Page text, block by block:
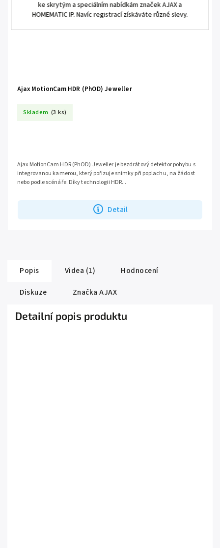
ke skrytým a speciálním nabídkám značek AJAX a
HOMEMATIC IP. Navíc registrací získáváte různé slevy.
Ajax MotionCam HDR (PhOD) Jeweller
Skladem (3 ks)
Detail
Ajax MotionCam HDR (PhOD) Jeweller je bezdrátový detektor pohybu s
integrovanou kamerou, který pořizuje snímky při poplachu, na žádost
nebo podle scénáře. Díky technologii HDR...
Popis Videa (1)
Hodnocení
Diskuze
Značka AJAX
Detailní popis produktu